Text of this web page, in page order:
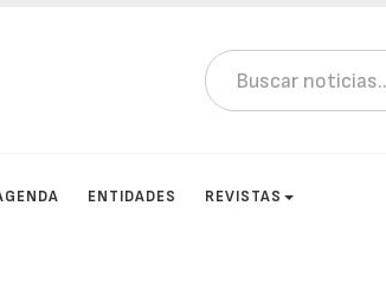
ENTIDADES REVISTAS